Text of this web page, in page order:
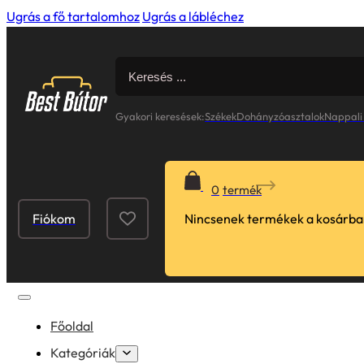
Ugrás a fő tartalomhoz Ugrás a lábléchez
for:
Gyakori keresések:SzékekDohányzóasztalok
Fiókom
0
Nincsenek termékek a
Főoldal
Kategóriák